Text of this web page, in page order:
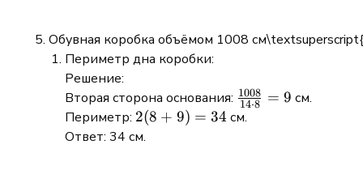
\frac{13}
{8} = 10751
4135
Обувная коробка объёмом 1008
Периметр дна коробки:
Решение:
Вторая сторона основания: \frac{1008}
{14 \cdot
14⋅8
1008 = 9 см.
Периметр: 2(8
+
2(8 + 9) = 34 см.
Ответ: 34 см.